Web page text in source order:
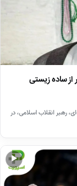
ساده زیستی
رهبر انقلاب اسلامی، در
▶